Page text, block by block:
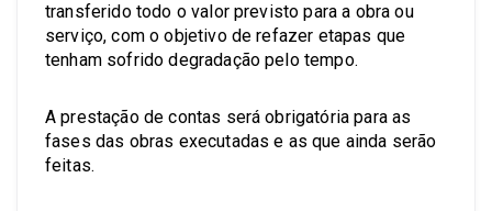
transferido todo o valor previsto para a obra ou
serviço, com o objetivo de refazer etapas que
tenham sofrido degradação pelo tempo.
A prestação de contas será obrigatória para as
fases das obras executadas e as que ainda serão
feitas.